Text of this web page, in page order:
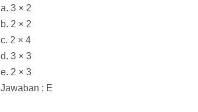
a. 3 × 2
b. 2 × 2
c. 2 × 4
d. 3 × 3
e. 2 × 3
Jawaban : E